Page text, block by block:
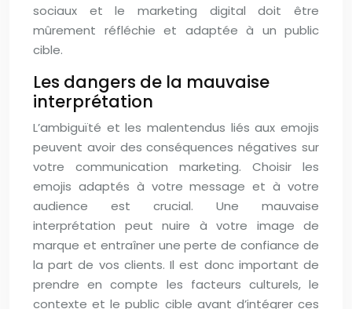
sociaux et le marketing digital doit être
mûrement réfléchie et adaptée à un public
cible.
Les dangers de la mauvaise
interprétation
L’ambiguïté et les malentendus liés aux emojis
peuvent avoir des conséquences négatives sur
votre communication marketing. Choisir les
emojis adaptés à votre message et à votre
audience est crucial. Une mauvaise
interprétation peut nuire à votre image de
marque et entraîner une perte de confiance de
la part de vos clients. Il est donc important de
prendre en compte les facteurs culturels, le
contexte et le public cible avant d’intégrer ces